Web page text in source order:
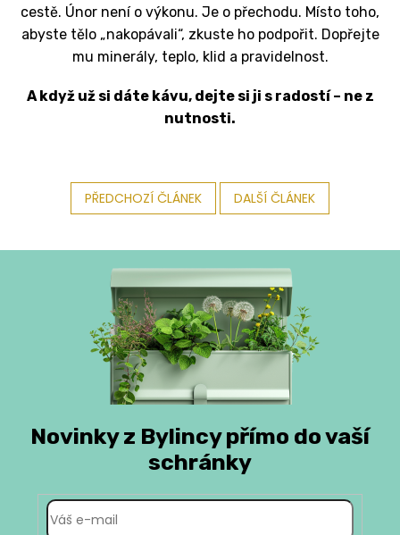
cestě. Únor není o výkonu. Je o přechodu. Místo toho,
abyste tělo „nakopávali“, zkuste ho podpořit. Dopřejte
mu minerály, teplo, klid a pravidelnost.
A když už si dáte kávu, dejte si ji s radostí – ne z
nutnosti.
PŘEDCHOZÍ ČLÁNEK DALŠÍ ČLÁNEK
Novinky z Bylincy přímo do vaší
schránky